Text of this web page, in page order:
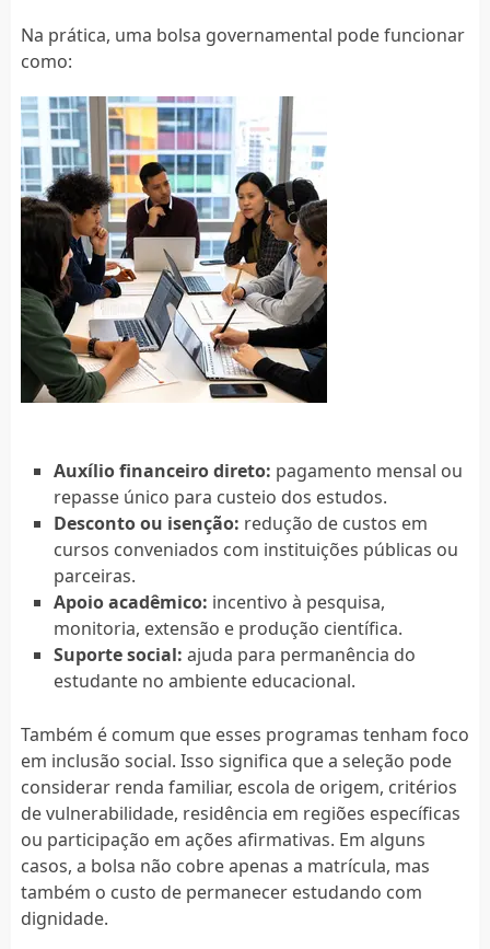
Na prática, uma bolsa governamental pode funcionar
como:
Auxílio financeiro direto: pagamento mensal ou
repasse único para custeio dos estudos.
Desconto ou isenção: redução de custos em
cursos conveniados com instituições públicas ou
parceiras.
Apoio acadêmico: incentivo à pesquisa,
monitoria, extensão e produção científica.
Suporte social: ajuda para permanência do
estudante no ambiente educacional.
Também é comum que esses programas tenham foco
em inclusão social. Isso significa que a seleção pode
considerar renda familiar, escola de origem, critérios
de vulnerabilidade, residência em regiões específicas
ou participação em ações afirmativas. Em alguns
casos, a bolsa não cobre apenas a matrícula, mas
também o custo de permanecer estudando com
dignidade.